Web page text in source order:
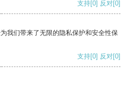
支持[0] 反对[0]
我们带来了无限的隐私保护和安全性保
支持[0] 反对[0]